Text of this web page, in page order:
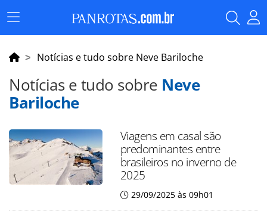
Menu
Principal
Notícias e tudo sobre Neve Bariloche
Notícias e tudo sobre Neve
Bariloche
Viagens em casal são
predominantes entre
brasileiros no inverno de
2025
29/09/2025 às 09h01